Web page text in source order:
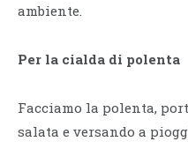
ambiente.
Per la cialda di polenta
Facciamo la polenta,
salata e versando a